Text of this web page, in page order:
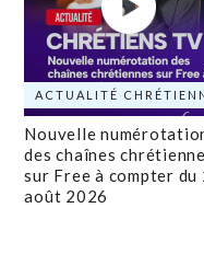
ACTUALITÉ
Nouvelle
des chaînes
sur Free à compter du
août 2026